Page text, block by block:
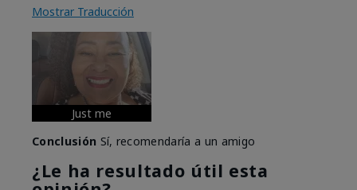
Mostrar Traducción
Just me
Conclusión Sí, recomendaría a un amigo
¿Le ha resultado útil esta